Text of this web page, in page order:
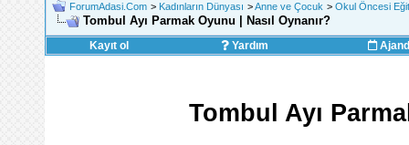
ForumAdasi.Com > Kadınların Dünyası >Anne ve Çocuk > Okul Öncesi
Tombul Ayı Parmak Oyunu | Nasıl Oynanır?
Kayıt ol Yardım
Tombul Ayı